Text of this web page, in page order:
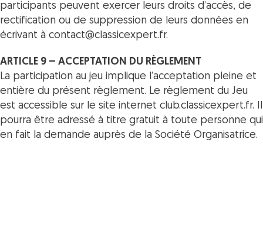
participants peuvent exercer leurs droits d’accès, de
rectification ou de suppression de leurs données en
écrivant à contact@classicexpert.fr.
ARTICLE 9 – ACCEPTATION DU RÈGLEMENT
La participation au jeu implique l’acceptation pleine et
entière du présent règlement. Le règlement du Jeu
est accessible sur le site internet club.classicexpert.fr. Il
pourra être adressé à titre gratuit à toute personne qui
en fait la demande auprès de la Société Organisatrice.